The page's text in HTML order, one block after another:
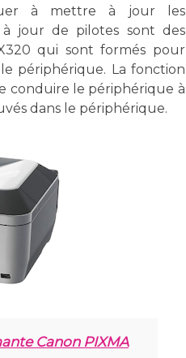
à mettre à jour les
à jour de pilotes sont des
qui sont formés pour
périphérique. La fonction
conduire le périphérique à
dans le périphérique.
Canon PIXMA